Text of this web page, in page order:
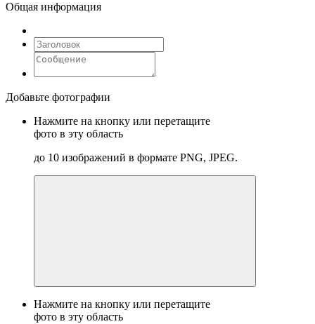
Общая информация
Добавьте фотографии
Нажмите на кнопку или перетащите
фото в эту область
до 10 изображений в формате PNG, JPEG.
Нажмите на кнопку или перетащите
фото в эту область